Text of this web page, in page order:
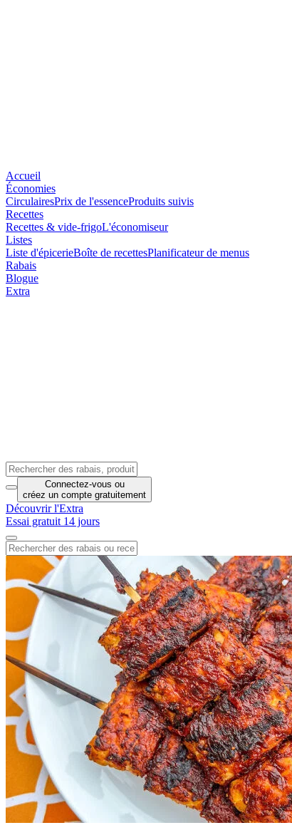
Accueil
Économies
CirculairesPrix de l'essenceProduits suivis
Recettes
Recettes & vide-frigoL'économiseur
Listes
Liste d'épicerieBoîte de recettesPlanificateur de menus
Rabais
Blogue
Extra
Connectez-vous ou
créez un compte gratuitement
Découvrir l'Extra
Essai gratuit 14 jours